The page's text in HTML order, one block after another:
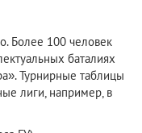
Более 100 человек
баталиях
Турнирные таблицы
лиги, например, в